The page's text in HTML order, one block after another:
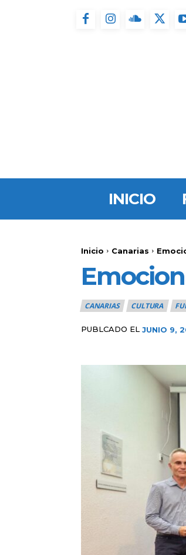
INICIO
Inicio Canarias
CANARIAS CULTURA
PUBLCADO EL JUNIO 9,